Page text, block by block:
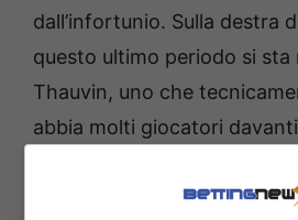
dall’infortunio. Sulla destra
questo ultimo periodo si sta
Thauvin, uno che
abbia molti giocatori davanti
difficoltà: è poco falloso,